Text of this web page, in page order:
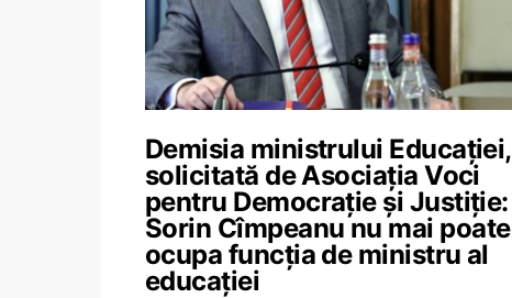
Demisia ministrului Educației,
solicitată de Asociația Voci
pentru Democrație și Justiție:
Sorin Cîmpeanu nu mai poate
ocupa funcția de ministru al
educației